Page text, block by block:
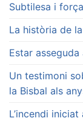
Subtilesa i força
La història de
Estar
Un testimoni
la Bisbal als
L’incendi